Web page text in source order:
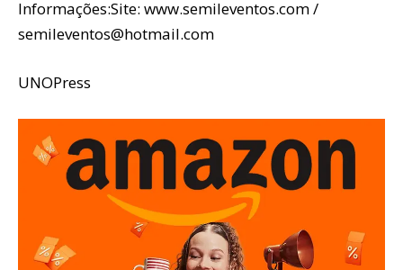
Informações:Site: www.semileventos.com /
semileventos@hotmail.com
UNOPress